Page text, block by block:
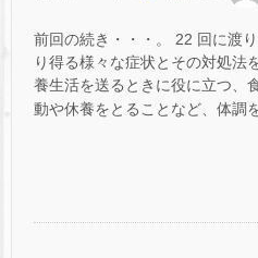
前回の続き・・・。 22 回に渡
り得る様々な症状とその対処法
養生活を送るときに役に立つ、
動や休養をとることなど、体調